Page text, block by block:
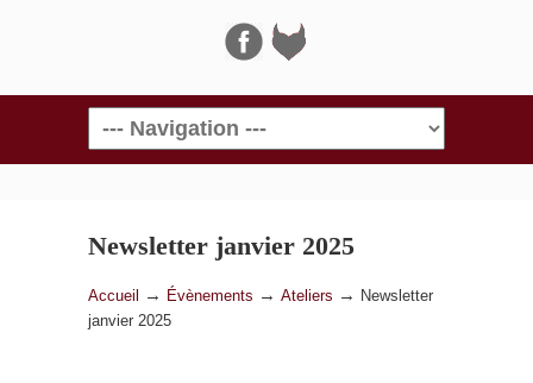
Navigation
Newsletter janvier 2025
Accueil → Évènements → Ateliers →
Newsletter
janvier 2025